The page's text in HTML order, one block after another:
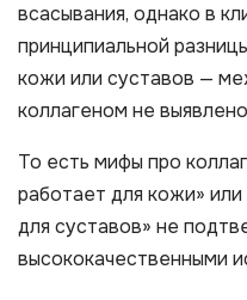
всасывания, однако в
принципиальной
кожи или суставов —
коллагеном не
То есть мифы про
работает для кожи»
для суставов» не
высококачественными